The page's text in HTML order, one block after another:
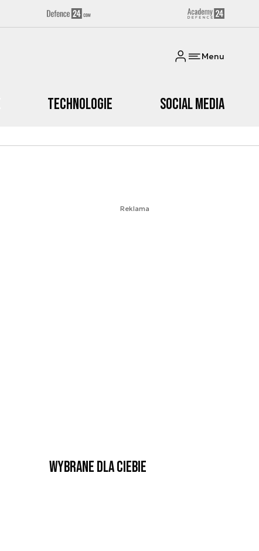
Menu
Technologie Social media
Reklama
Wybrane dla Ciebie